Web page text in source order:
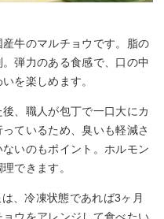
牛のマルチョウです。脂の
弾力のある食感で、口の中
を楽しめます。
、職人が包丁で一口大にカ
ているため、臭いも軽減さ
いのもポイント。ホルモン
できます。
、冷凍状態であれば3ヶ月
ウをアレンジして食べたい